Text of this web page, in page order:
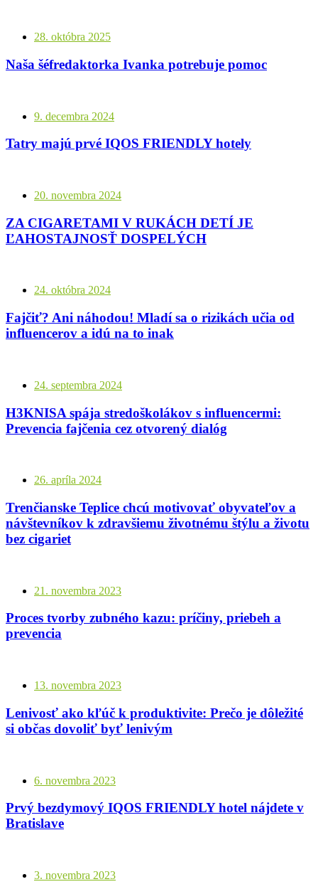
28. októbra 2025
Naša šéfredaktorka Ivanka potrebuje pomoc
9. decembra 2024
Tatry majú prvé IQOS FRIENDLY hotely
20. novembra 2024
ZA CIGARETAMI V RUKÁCH DETÍ JE
ĽAHOSTAJNOSŤ DOSPELÝCH
24. októbra 2024
Fajčiť? Ani náhodou! Mladí sa o rizikách učia od
influencerov a idú na to inak
24. septembra 2024
H3KNISA spája stredoškolákov s influencermi:
Prevencia fajčenia cez otvorený dialóg
26. apríla 2024
Trenčianske Teplice chcú motivovať obyvateľov a
návštevníkov k zdravšiemu životnému štýlu a životu
bez cigariet
21. novembra 2023
Proces tvorby zubného kazu: príčiny, priebeh a
prevencia
13. novembra 2023
Lenivosť ako kľúč k produktivite: Prečo je dôležité
si občas dovoliť byť lenivým
6. novembra 2023
Prvý bezdymový IQOS FRIENDLY hotel nájdete v
Bratislave
3. novembra 2023